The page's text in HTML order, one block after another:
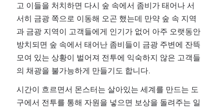
고 이들을 처치하면 다시 숲 속에서 좀비가 태어나 서
서히 금광 쪽으로 이동해 오곤 했는데 만약 숲 속 지역
과 금광 지역이 고객들에게 인기가 없어 아주 오랫동안
방치되면 숲 속에서 태어난 좀비들이 금광 주변에 잔뜩
모여 있는 상황이 벌어져 전투에 익숙하지 않은 고객들
의 채광을 불가능하게 만들기도 합니다.
시간이 흐르면서 몬스터는 살아있는 세계를 만드는 도
구에서 전투를 통해 자원을 넣으면 보상을 돌려주는 일